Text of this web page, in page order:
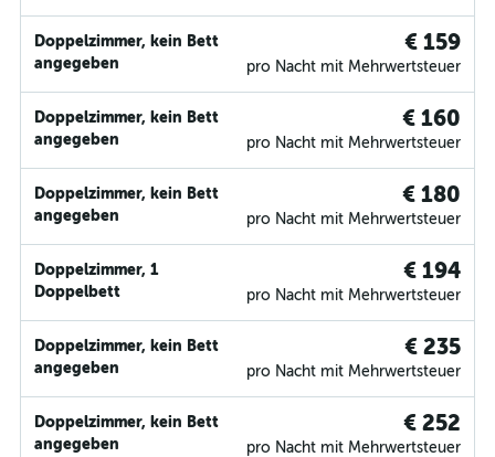
Doppelzimmer, kein Bett
angegeben
€ 159
pro Nacht mit Mehrwertsteuer
Doppelzimmer, kein Bett
angegeben
€ 160
pro Nacht mit Mehrwertsteuer
Doppelzimmer, kein Bett
angegeben
€ 180
pro Nacht mit Mehrwertsteuer
Doppelzimmer, 1
Doppelbett
€ 194
pro Nacht mit Mehrwertsteuer
Doppelzimmer, kein Bett
angegeben
€ 235
pro Nacht mit Mehrwertsteuer
Doppelzimmer, kein Bett
angegeben
€ 252
pro Nacht mit Mehrwertsteuer